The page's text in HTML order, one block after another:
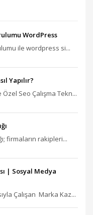
WordPress
ile wordpress si...
Yapılır?
Seo Çalışma Tekn...
firmaların rakipleri...
| Sosyal Medya
Çalışan Marka Kaz...